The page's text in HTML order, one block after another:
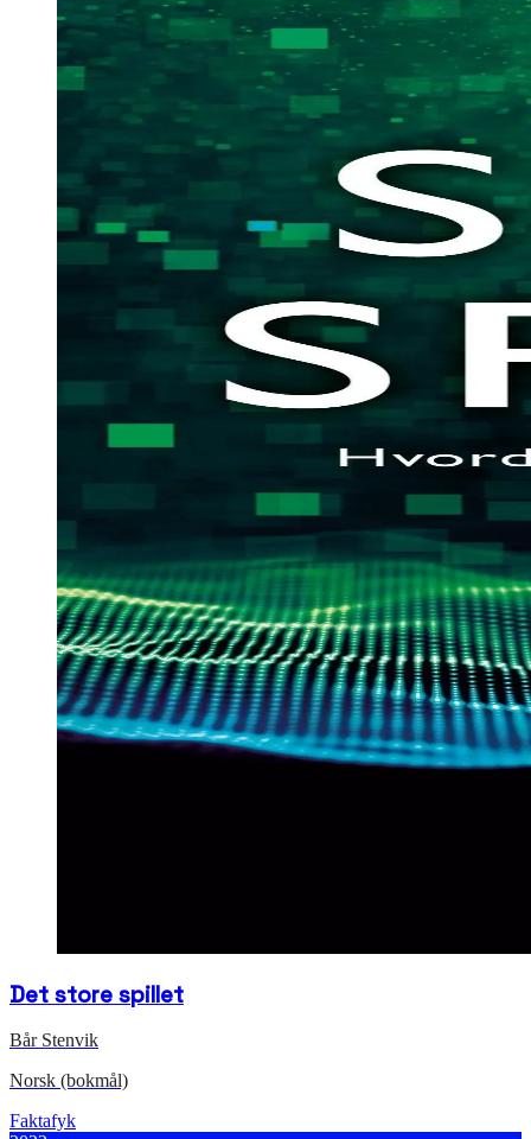
Det store spillet
Bår Stenvik
Norsk (bokmål)
Faktafyk